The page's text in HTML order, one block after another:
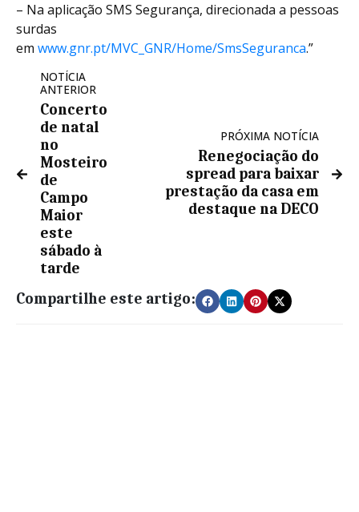
– Na aplicação SMS Segurança, direcionada a pessoas
surdas
em www.gnr.pt/MVC_GNR/Home/SmsSeguranca.”
NOTÍCIA
ANTERIOR
Concerto
de natal
no
Mosteiro
de
Campo
Maior
este
sábado à
tarde
PRÓXIMA NOTÍCIA
Renegociação do
spread para baixar
prestação da casa em
destaque na DECO
Compartilhe este artigo: